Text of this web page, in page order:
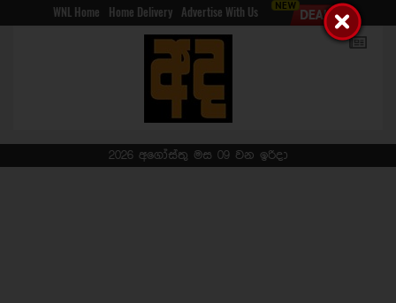
WNL Home Home Delivery Advertise With Us
2026 අගෝස්තු මස 09 වන ඉරිදා